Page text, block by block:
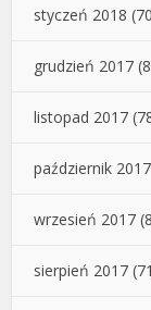
styczeń 2018
grudzień 2017
listopad 2017
październik 2017
wrzesień 2017
sierpień 2017